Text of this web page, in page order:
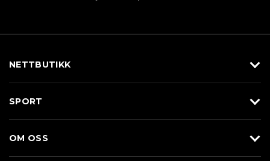
NETTBUTIKK
Sko
Merkevarer
SPORT
OM OSS